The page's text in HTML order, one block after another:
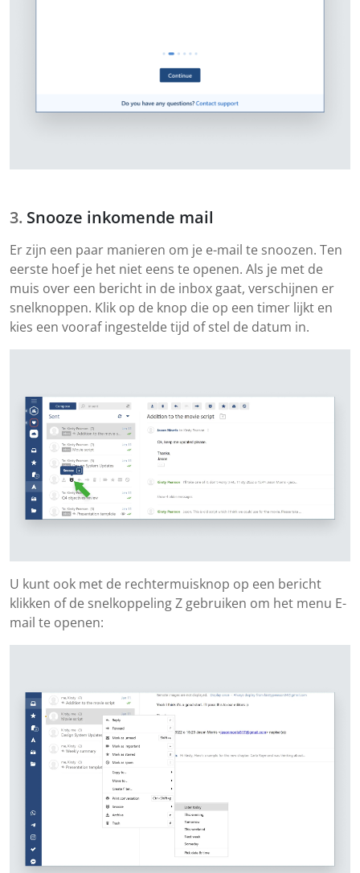
Snooze inkomende mail
Er zijn een paar manieren om je e-mail te snoozen. Ten
eerste hoef je het niet eens te openen. Als je met de
muis over een bericht in de inbox gaat, verschijnen er
snelknoppen. Klik op de knop die op een timer lijkt en
kies een vooraf ingestelde tijd of stel de datum in.
U kunt ook met de rechtermuisknop op een bericht
klikken of de snelkoppeling Z gebruiken om het menu E-
mail te openen: